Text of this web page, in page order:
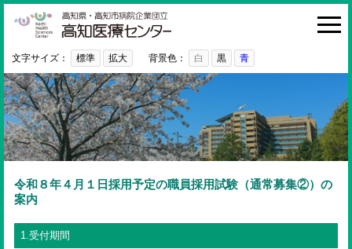
HOME
診療科・部門
外来
入院・お見舞い
病院紹介
医療関係者の方へ
利用ガイド
初めての方へ
文字サイズ： 標準 拡大 背景色： 白 黒 青
令和８年４月１日採用予定の職員採用試験（通常募集②）の
案内
1.受付期間